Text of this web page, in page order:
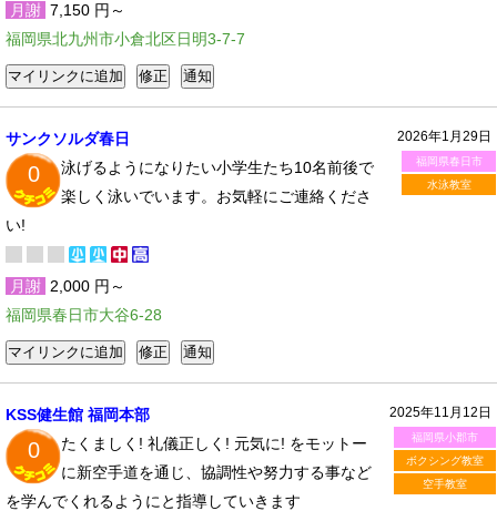
月謝 7,150 円～
福岡県北九州市小倉北区日明3-7-7
2026年1月29日
福岡県春日市
水泳教室
サンクソルダ春日
0
泳げるようになりたい小学生たち10名前後で
楽しく泳いでいます。お気軽にご連絡くださ
い!
月謝 2,000 円～
福岡県春日市大谷6-28
2025年11月12日
福岡県小郡市
ボクシング教室
空手教室
KSS健生館 福岡本部
0
たくましく! 礼儀正しく! 元気に! をモットー
に新空手道を通じ、協調性や努力する事など
を学んでくれるようにと指導していきます